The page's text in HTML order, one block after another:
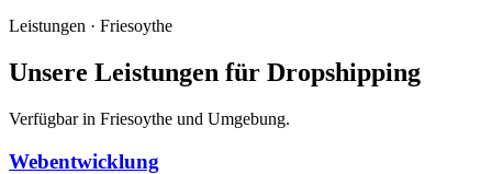
Leistungen · Friesoythe
Unsere Leistungen für Dropshipping
Verfügbar in Friesoythe und Umgebung.
Webentwicklung